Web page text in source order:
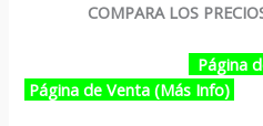
COMPARA LOS
Página
Página de Venta (Más Info)